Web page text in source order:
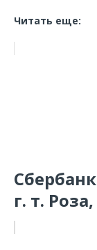
Читать еще:
г. т.